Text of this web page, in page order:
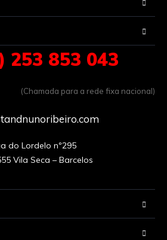
253 853 043
(Chamada para a rede fixa nacional)
do Lordelo nº295